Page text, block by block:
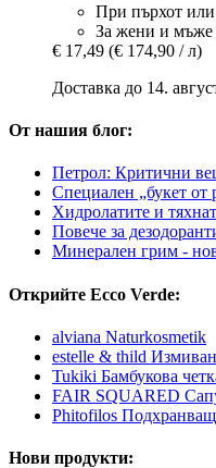
При пърхот или
За жени и мъже
€ 17,49 (€ 174,90 / л)
Доставка до 14.
От нашия блог:
Петрол: Критични
Специален „букет от
Хидролатите и
Повече за
Минерален грим -
Открийте Ecco Verde:
alviana Naturkosmetik
estelle & thild
Tukiki Бамбукова
FAIR SQUARED
Phitofilos
Нови продукти: